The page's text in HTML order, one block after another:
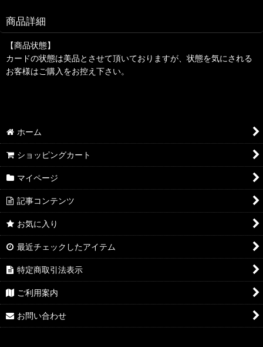
商品詳細
【商品状態】
カードの状態は美品とさせて頂いておりますが、状態を気にされる
お客様はご購入をお控え下さい。
ホーム
ショッピングカート
マイページ
記事コンテンツ
お気に入り
最近チェックしたアイテム
特定商取引法表示
ご利用案内
お問い合わせ